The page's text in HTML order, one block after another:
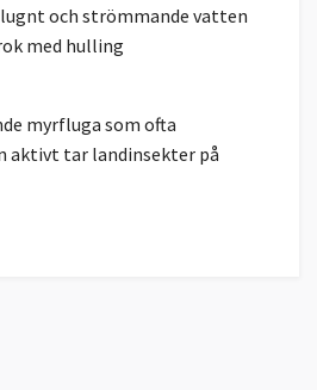
och strömmande vatten
med hulling
myrfluga som ofta
aktivt tar landinsekter på